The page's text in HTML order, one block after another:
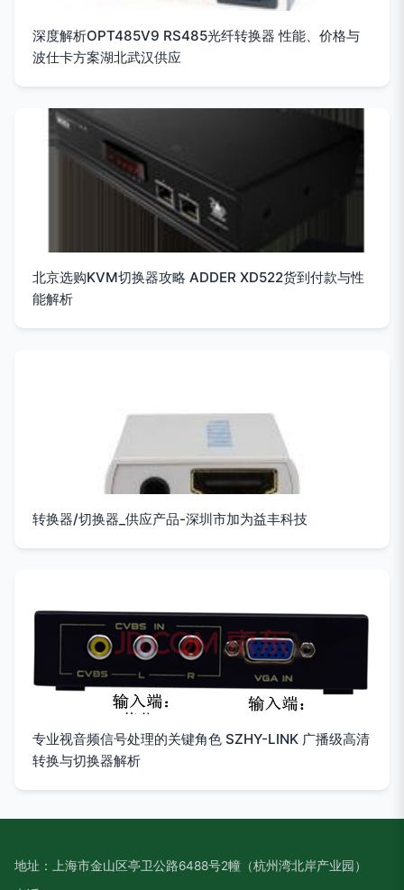
深度解析OPT485V9 RS485光纤转换器 性能、价格与
波仕卡方案湖北武汉供应
北京选购KVM切换器攻略 ADDER XD522货到付款与性
能解析
转换器/切换器_供应产品-深圳市加为益丰科技
专业视音频信号处理的关键角色 SZHY-LINK 广播级高清
转换与切换器解析
地址：上海市金山区亭卫公路6488号2幢（杭州湾北岸产业园）